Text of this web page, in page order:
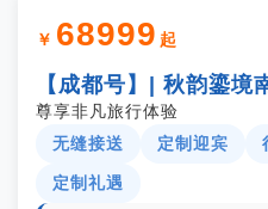
￥ 68999 起
【成都号】| 秋韵鎏境
尊享非凡旅行体验
无缝接送
定制迎宾
定制礼遇